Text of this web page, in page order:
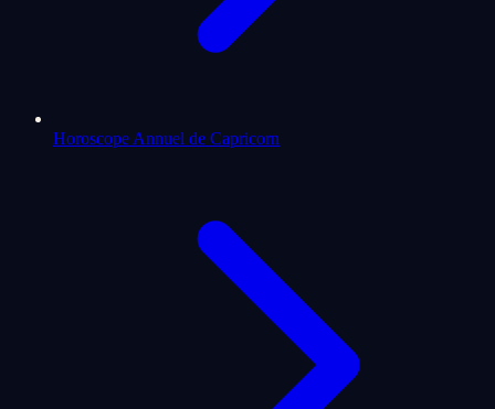
Horoscope Annuel de Capricorn